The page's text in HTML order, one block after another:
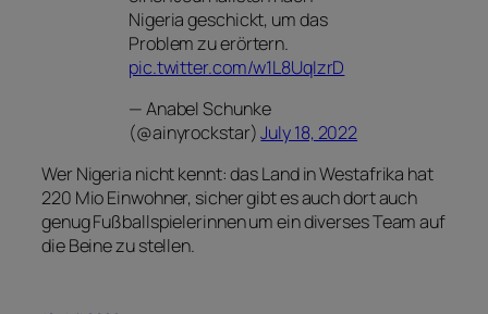
Nigeria geschickt, um das
Problem zu erörtern.
pic.twitter.com/w1L8UqIzrD
— Anabel Schunke
(@ainyrockstar)July 18, 2022
Wer Nigeria nicht kennt: das Land in Westafrika hat
220 Mio Einwohner, sicher gibt es auch dort auch
genug Fußballspielerinnen um ein diverses Team auf
die Beine zu stellen.